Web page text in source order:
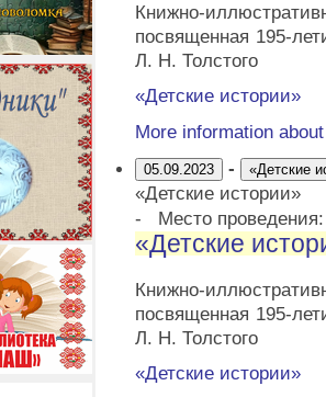
Книжно-
посвященная 195-
Л. Н. Толстого
«Детские истории»
More information
05.09.2023 - «Детские
«Детские истории»
-
Место
«Детские
Книжно-
посвященная 195-
Л. Н. Толстого
«Детские истории»